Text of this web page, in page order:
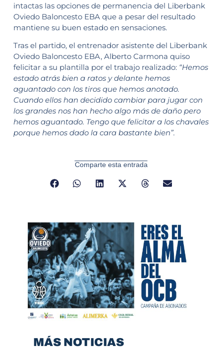
intactas las opciones de permanencia del Liberbank
Oviedo Baloncesto EBA que a pesar del resultado
mantiene su buen estado en sensaciones.
Tras el partido, el entrenador asistente del Liberbank
Oviedo Baloncesto EBA, Alberto Carmona quiso
felicitar a su plantilla por el trabajo realizado: “Hemos
estado atrás bien a ratos y delante hemos
aguantado con los tiros que hemos anotado.
Cuando ellos han decidido cambiar para jugar con
los grandes nos han hecho algo más de daño pero
hemos aguantado. Tengo que felicitar a los chavales
porque hemos dado la cara bastante bien”.
Comparte esta entrada
MÁS NOTICIAS